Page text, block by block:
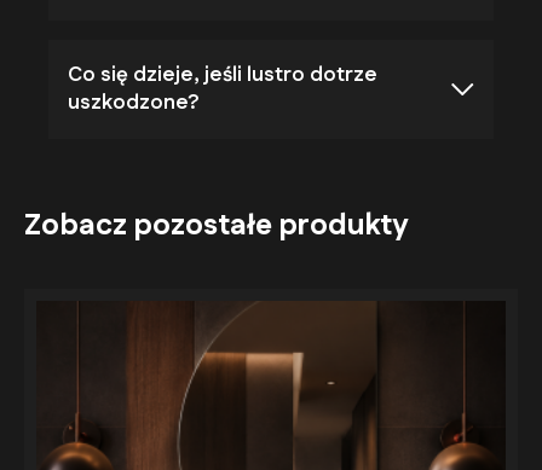
Co się dzieje, jeśli lustro dotrze
uszkodzone?
Zobacz pozostałe produkty